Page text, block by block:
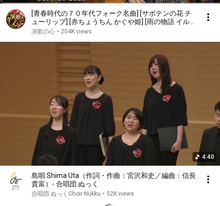
[青春時代の７０年代フォーク名曲] [サボテンの花 チ
ューリップ] [赤ちょうちん かぐや姫] [雨の物語 イル
カ] [落陽 よしだたくろう] [精霊流し グレープ] [ささや
演歌の心 • 204K views
4:40
島唄 Shima Uta（作詞・作曲：宮沢和史／編曲：信長
貴富）- 合唱団 ぬっく
合唱団 ぬっくChoir Nukku • 52K views